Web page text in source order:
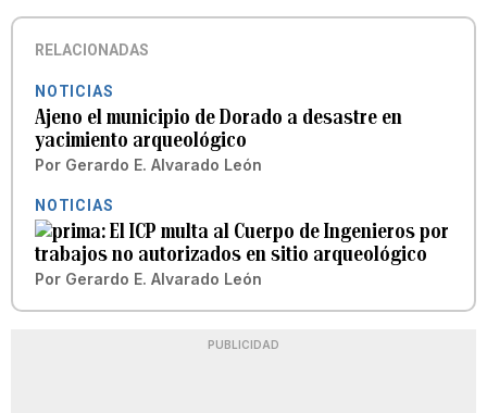
RELACIONADAS
NOTICIAS
Ajeno el municipio de Dorado a desastre en
yacimiento arqueológico
Por Gerardo E. Alvarado León
NOTICIAS
El ICP multa al Cuerpo de Ingenieros por
trabajos no autorizados en sitio arqueológico
Por Gerardo E. Alvarado León
PUBLICIDAD